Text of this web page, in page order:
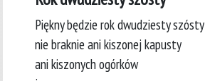
Piękny będzie rok dwudziesty szósty
nie braknie ani kiszonej kapusty
ani kiszonych ogórków